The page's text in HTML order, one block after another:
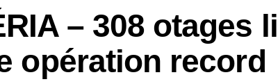
– 308 otages
opération record